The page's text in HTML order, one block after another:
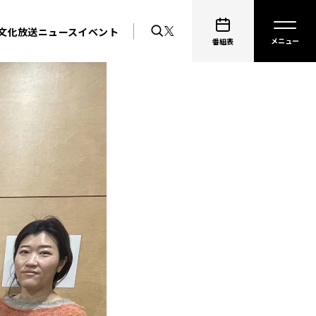
化放送ニュースイベント
番組表